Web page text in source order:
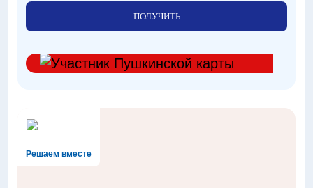
ПОЛУЧИТЬ
Решаем вместе